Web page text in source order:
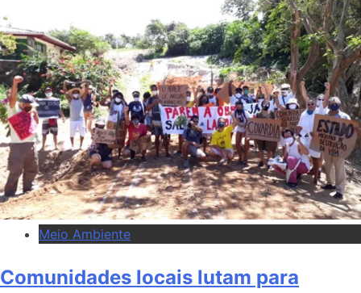
Meio Ambiente
Comunidades locais lutam para